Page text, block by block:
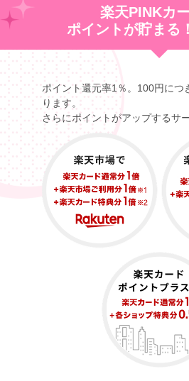
楽天PINKカ
ポイントが貯まる
ポイント還元率1％。100円につ
ります。
さらにポイントがアップするサ